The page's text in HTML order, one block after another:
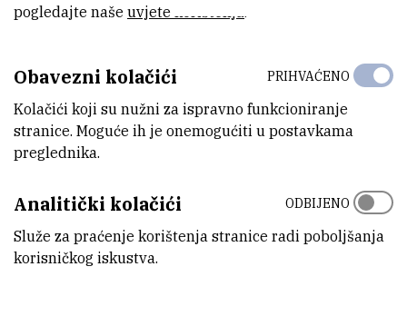
Laboratorij za biogeokemiju mora i atmosfere
Voditelj: dr. sc. Blaženka Gašparović
pogledajte naše uvjete korištenja.
Obavezni kolačići
Kolačići koji su nužni za ispravno funkcioniranje
stranice. Moguće ih je onemogućiti u postavkama
preglednika.
PRIHVAĆENO
Analitički kolačići
Služe za praćenje korištenja stranice radi poboljšanja
korisničkog iskustva.
ODBIJENO